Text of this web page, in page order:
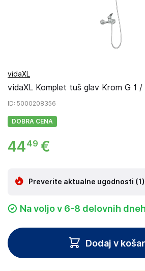
vidaXL
vidaXL Komplet tuš glav Krom G 1 /
ID: 5000208356
DOBRA CENA
4449 €
Preverite aktualne ugodnosti (1)
Na voljo v 6-8 delovnih dneh
Dodaj v